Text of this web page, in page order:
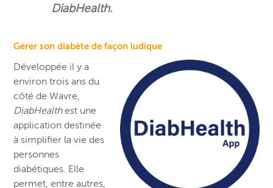
DiabHealth.
Gérer son diabète de façon ludique
Développée il y a
environ trois ans du
côté de Wavre,
DiabHealthest une
application destinée
à simplifier la vie des
personnes
diabétiques. Elle
permet, entre autres,